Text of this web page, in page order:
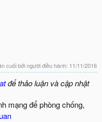
cuối bởi người điều hành: 11/11/2016
để thảo luận và cập nhật
mạng để phòng chống,